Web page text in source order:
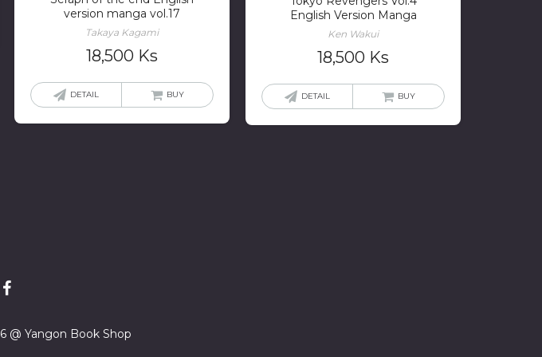
version manga vol.17
Takaya Kagami
18,500 Ks
DETAIL BUY
English Version Manga
Ken Wakui
18,500 Ks
DETAIL BUY
@ Yangon Book Shop